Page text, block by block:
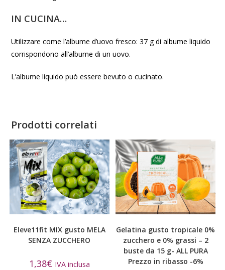
IN CUCINA…
Utilizzare come l’albume d’uovo fresco: 37 g di albume liquido
corrispondono all’albume di un uovo.
L’albume liquido può essere bevuto o cucinato.
Prodotti correlati
Eleve11fit MIX gusto MELA
SENZA ZUCCHERO
1,38€ IVA inclusa
Gelatina gusto tropicale 0%
zucchero e 0% grassi – 2
buste da 15 g- ALL PURA
Prezzo in ribasso -6%